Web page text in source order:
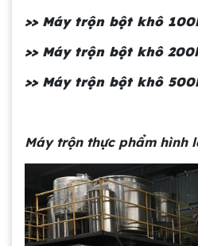
>> Máy trộn bột khô
>> Máy trộn bột khô
>> Máy trộn bột khô
Máy trộn thực phẩm hình